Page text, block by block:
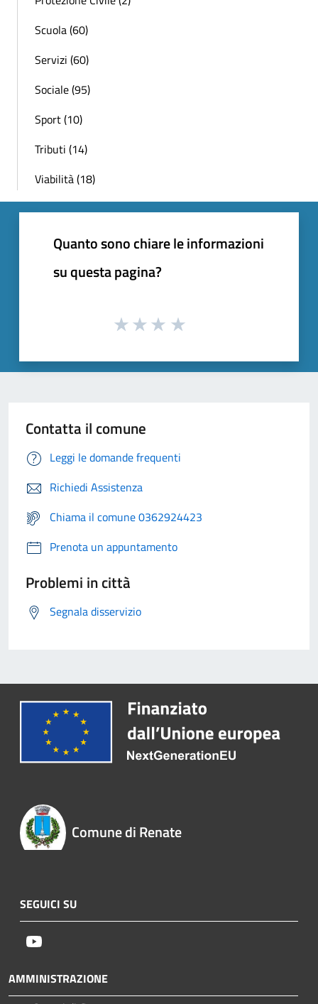
Scuola (60)
Servizi (60)
Sociale (95)
Sport (10)
Tributi (14)
Viabilità (18)
Quanto sono chiare le informazioni
su questa pagina?
Contatta il comune
Leggi le domande frequenti
Richiedi Assistenza
Chiama il comune 0362924423
Prenota un appuntamento
Problemi in città
Segnala disservizio
Comune di Renate
SEGUICI SU
AMMINISTRAZIONE